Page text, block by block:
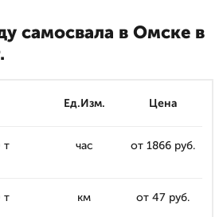
самосвала в Омске в
Ед.Изм. Цена
т
час от 1866 руб.
т
км от 47 руб.